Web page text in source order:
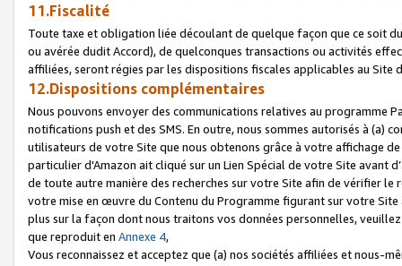
11.Fiscalité
Toute taxe et obligation liée découlant de quelque façon que ce soit
ou avérée dudit Accord), de quelconques transactions ou activités
affiliées, seront régies par les dispositions fiscales applicables au Site
12.Dispositions complémentaires
Nous pouvons envoyer des communications relatives au programme
notifications push et des SMS. En outre, nous sommes autorisés à
utilisateurs de votre Site que nous obtenons grâce à votre affichage
particulier d'Amazon ait cliqué sur un Lien Spécial de votre Site avant
de toute autre manière des recherches sur votre Site afin de vérifier
votre mise en œuvre du Contenu du Programme figurant sur votre
plus sur la façon dont nous traitons vos données personnelles,
que reproduit en Annexe 4,
Vous reconnaissez et acceptez que (a) nos sociétés affiliées et nous-